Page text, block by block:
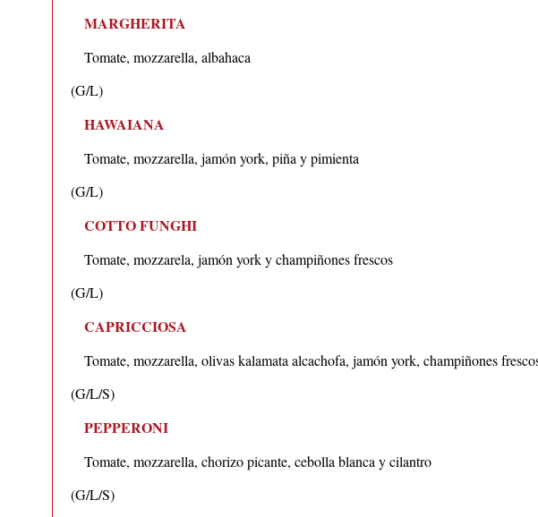
MARGHERITA
Tomate, mozzarella, albahaca
(G/L)
HAWAIANA
Tomate, mozzarella, jamón york, piña y pimienta
(G/L)
COTTO FUNGHI
Tomate, mozzarela, jamón york y champiñones frescos
(G/L)
CAPRICCIOSA
Tomate, mozzarella, olivas kalamata alcachofa, jamón york, champiñones
(G/L/S)
PEPPERONI
Tomate, mozzarella, chorizo picante, cebolla blanca y cilantro
(G/L/S)